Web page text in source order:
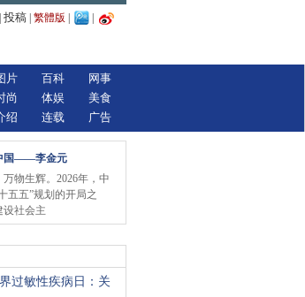
投稿 繁體版
片
尚
绍
百科
体娱
连载
网事
美食
广告
国——李金元
万物生辉。2026年，中
五五”规划的开局之
设社会主
过敏性疾病日：关